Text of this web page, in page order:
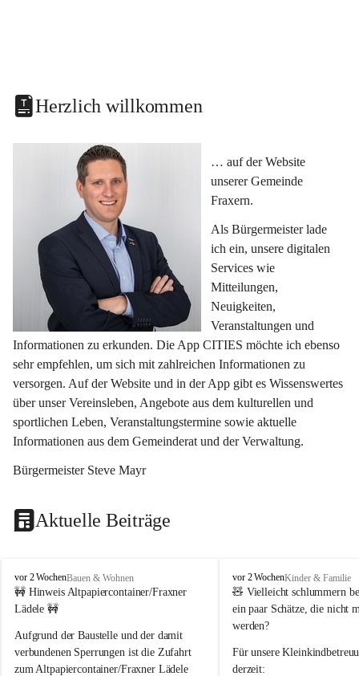
Herzlich willkommen
… auf der Website
unserer Gemeinde
Fraxern.
Als Bürgermeister lade
ich ein, unsere digitalen
Services wie
Mitteilungen,
Neuigkeiten,
Veranstaltungen und
Informationen zu erkunden. Die App CITIES möchte ich ebenso
sehr empfehlen, um sich mit zahlreichen Informationen zu
versorgen. Auf der Website und in der App gibt es Wissenswertes
über unser Vereinsleben, Angebote aus dem kulturellen und
sportlichen Leben, Veranstaltungstermine sowie aktuelle
Informationen aus dem Gemeinderat und der Verwaltung.
Bürgermeister Steve Mayr
Aktuelle Beiträge
F
r
a
e
r
n
vor 2 WochenBauen & Wohnen
🚧 Hinweis Altpapiercontainer/Fraxner
Lädele 🚧
Aufgrund der Baustelle und der damit
verbundenen Sperrungen ist die Zufahrt
zum Altpapiercontainer/Fraxner Lädele
F
r
a
x
r
n
vor 2 WochenKinder & Familie
🧸 Vielleicht schlummern
ein paar Schätze, die nicht
werden?
Für unsere
derzeit: